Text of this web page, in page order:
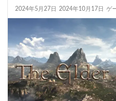
2024年5月27日 2024年10月17日 ゲ